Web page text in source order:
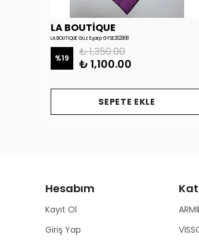
LA BOUTİQUE
LA BOUTİQUE Güz Eşarp GYSE262908
%19 ₺ 1,350.00
₺ 1,100.00
SEPETE EKLE
Hesabım
Kayıt Ol
Giriş Yap